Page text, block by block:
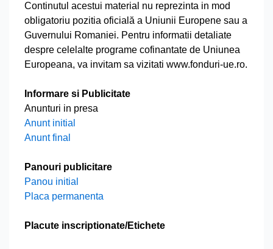
Continutul acestui material nu reprezinta in mod
obligatoriu pozitia oficială a Uniunii Europene sau a
Guvernului Romaniei. Pentru informatii detaliate
despre celelalte programe cofinantate de Uniunea
Europeana, va invitam sa vizitati www.fonduri-ue.ro.
Informare si Publicitate
Anunturi in presa
Anunt initial
Anunt final
Panouri publicitare
Panou initial
Placa permanenta
Placute inscriptionate/Etichete